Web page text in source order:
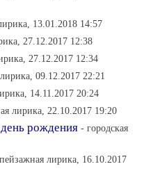
13.01.2018 14:57
27.12.2017 12:38
27.12.2017 12:34
09.12.2017 22:21
14.11.2017 20:24
лирика, 22.10.2017 19:20
рождения - городская
лирика, 16.10.2017